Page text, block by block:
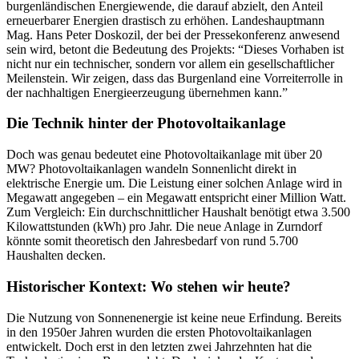
burgenländischen Energiewende, die darauf abzielt, den Anteil
erneuerbarer Energien drastisch zu erhöhen. Landeshauptmann
Mag. Hans Peter Doskozil, der bei der Pressekonferenz anwesend
sein wird, betont die Bedeutung des Projekts: “Dieses Vorhaben ist
nicht nur ein technischer, sondern vor allem ein gesellschaftlicher
Meilenstein. Wir zeigen, dass das Burgenland eine Vorreiterrolle in
der nachhaltigen Energieerzeugung übernehmen kann.”
Die Technik hinter der Photovoltaikanlage
Doch was genau bedeutet eine Photovoltaikanlage mit über 20
MW? Photovoltaikanlagen wandeln Sonnenlicht direkt in
elektrische Energie um. Die Leistung einer solchen Anlage wird in
Megawatt angegeben – ein Megawatt entspricht einer Million Watt.
Zum Vergleich: Ein durchschnittlicher Haushalt benötigt etwa 3.500
Kilowattstunden (kWh) pro Jahr. Die neue Anlage in Zurndorf
könnte somit theoretisch den Jahresbedarf von rund 5.700
Haushalten decken.
Historischer Kontext: Wo stehen wir heute?
Die Nutzung von Sonnenenergie ist keine neue Erfindung. Bereits
in den 1950er Jahren wurden die ersten Photovoltaikanlagen
entwickelt. Doch erst in den letzten zwei Jahrzehnten hat die